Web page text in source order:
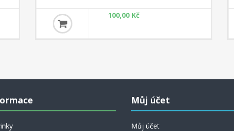
můžete postupovat dále. Následuje 12 pozic ze zahájení,
které dokazují, že již od začátku je třeba hrát naplno.
Dalších 36 příkladů prověří Vaši schopnost orientace v
pomalu roste. Na úplný závěr se můžete za odměnu
úloh celé historie - Samuela Loyda.
100,00 Kč
Můj účet
Můj účet